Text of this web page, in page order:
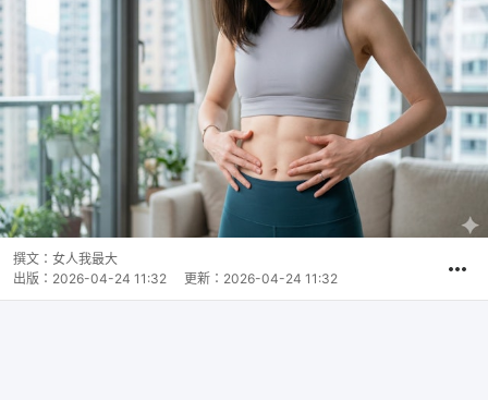
撰文： 女人我最大
出版： 2026-04-24 11:32 更新： 2026-04-24 11:32